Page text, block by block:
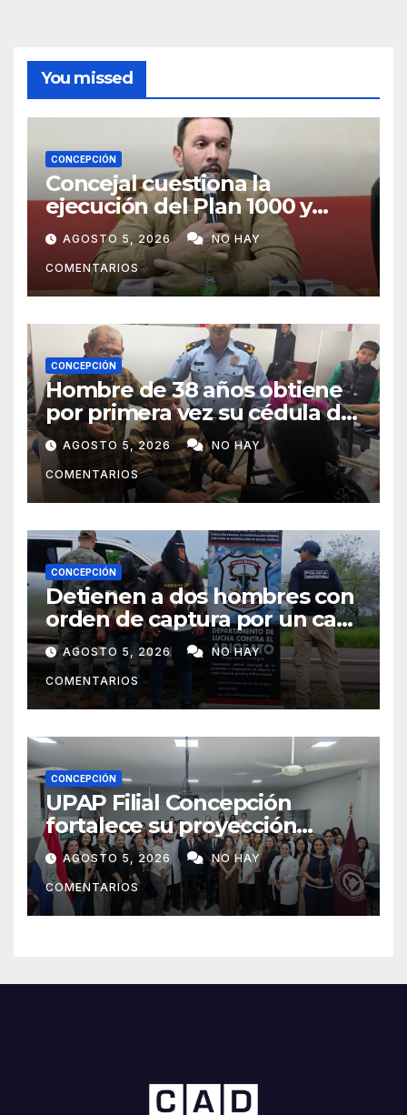
You missed
CONCEPCIÓN
Concejal cuestiona la
ejecución del Plan 1000 y
pide mayor participación del
municipio
AGOSTO 5, 2026 NO HAY
COMENTARIOS
CONCEPCIÓN
Hombre de 38 años obtiene
por primera vez su cédula de
identidad en Concepción
AGOSTO 5, 2026 NO HAY
COMENTARIOS
CONCEPCIÓN
Detienen a dos hombres con
orden de captura por un caso
de abigeato
AGOSTO 5, 2026 NO HAY
COMENTARIOS
CONCEPCIÓN
UPAP Filial Concepción
fortalece su proyección
internacional con la visita del
Prof. Dr. Antonio Castaño,
referente de la Universidad
de Sevilla
AGOSTO 5, 2026 NO HAY
COMENTARIOS